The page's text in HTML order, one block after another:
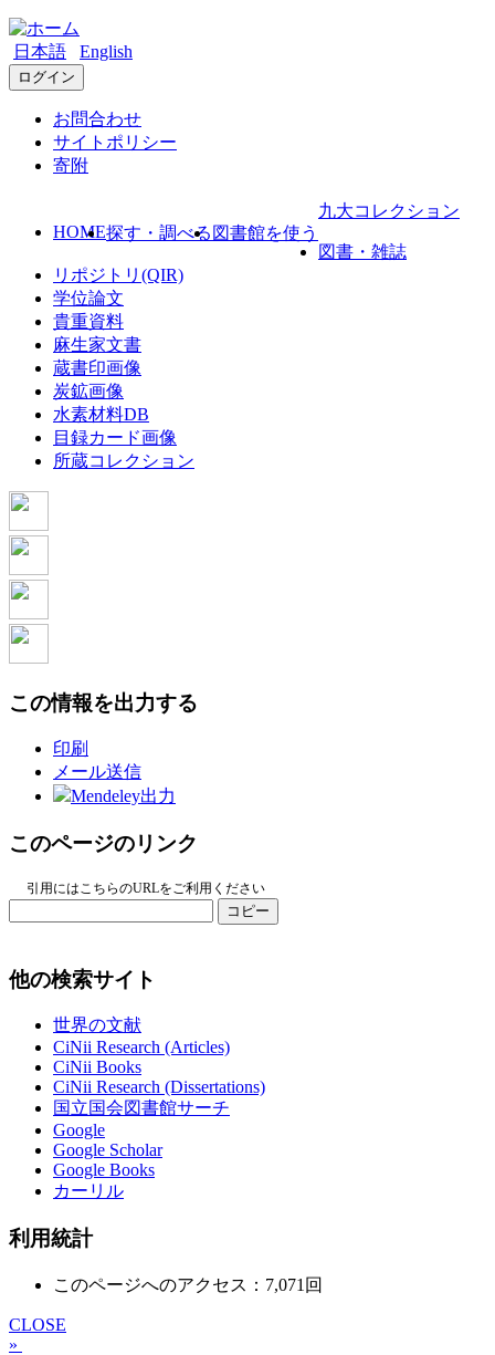
日本語 English
ログイン
お問合わせ
サイトポリシー
寄附
HOME探す・調べる 図書館を使う
九大コレクション
図書・雑誌
リポジトリ(QIR)
学位論文
貴重資料
麻生家文書
蔵書印画像
炭鉱画像
水素材料DB
目録カード画像
所蔵コレクション
この情報を出力する
印刷
メール送信
Mendeley出力
このページのリンク
引用にはこちらのURLをご利用ください
コピー
他の検索サイト
世界の文献
CiNii Research (Articles)
CiNii Books
CiNii Research (Dissertations)
国立国会図書館サーチ
Google
Google Scholar
Google Books
カーリル
利用統計
このページへのアクセス：7,071回
CLOSE
»